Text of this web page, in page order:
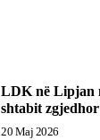
LDK në Lipjan
shtabit
20 Maj 2026